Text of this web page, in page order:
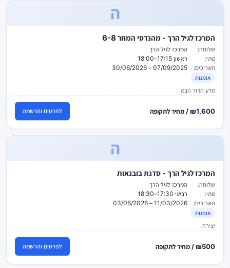
ה
המרכז לגיל הרך - מהנדסי המחר 6-8
שלוחה:
המרכז לגיל הרך
מתי:
ראשון 17:15–18:00
תאריכים:
07/09/2025 – 30/06/2026
אומנות
מדע הדור הבא
₪1,600 / מחיר לתקופה לפרטים והרשמה
ה
המרכז לגיל הרך - סדנת בובנאות
שלוחה:
המרכז לגיל הרך
מתי:
רביעי 17:30–18:30
תאריכים:
11/03/2026 – 03/06/2026
אומנות
יצירה
₪500 / מחיר לתקופה לפרטים והרשמה